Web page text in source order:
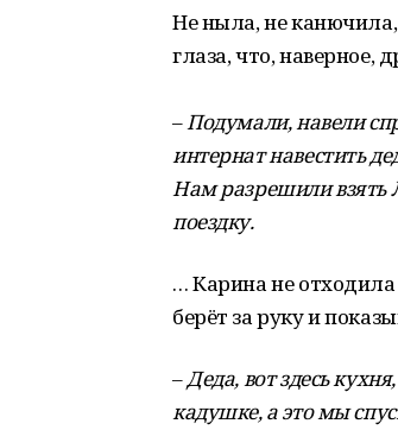
Не ныла, не
глаза, что, наверное,
–Подумали, навели
интернат навестить
Нам разрешили взять
поездку.
… Карина не
берёт за руку и
–Деда, вот здесь
кадушке, а это мы